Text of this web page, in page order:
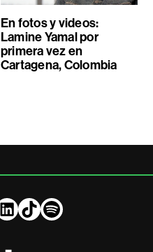
En fotos y videos:
Lamine Yamal por
primera vez en
Cartagena, Colombia